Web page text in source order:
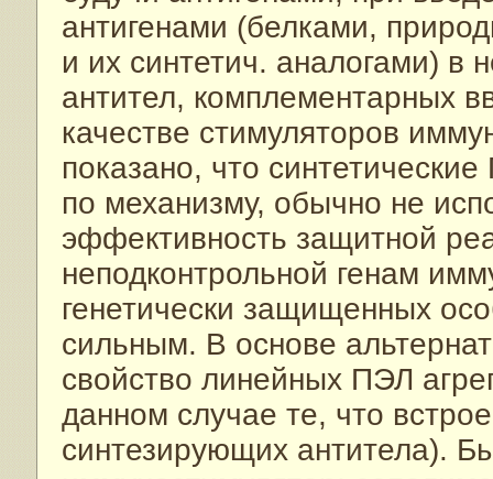
антигенами (белками,
и их синтетич. аналогами) в
антител, комплементарных
качестве стимуляторов
показано, что
по механизму, обычно не
эффективность защитной
неподконтрольной генам
генетически защищенных
сильным. В основе
свойство линейных ПЭЛ
данном случае те, что
синтезирующих антитела).